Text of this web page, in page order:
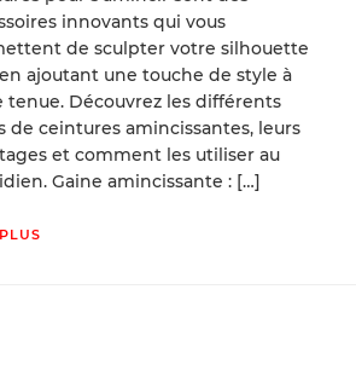
innovants qui vous
de sculpter votre silhouette
ajoutant une touche de style à
tenue. Découvrez les différents
de ceintures amincissantes, leurs
et comment les utiliser au
Gaine amincissante : […]